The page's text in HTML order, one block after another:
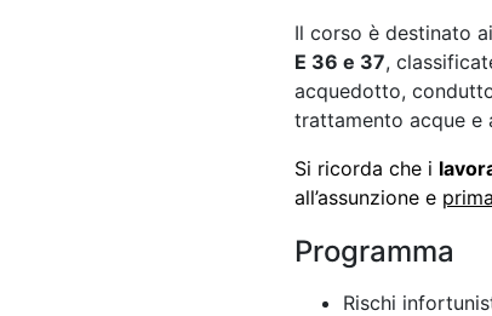
Il corso è destinato
E 36 e 37,
acquedotto,
trattamento acque e
Si ricorda che i
all’assunzione e
Programma
Rischi